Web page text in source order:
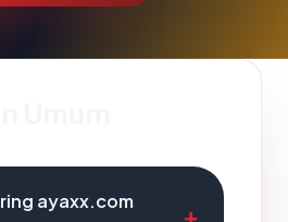
ayaxx.com